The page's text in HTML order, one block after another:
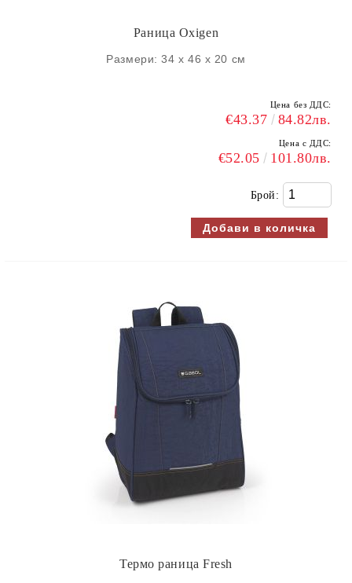
Раница Oxigen
Размери: 34 х 46 х 20 см
Цена без ДДС:
€43.37 84.82лв.
Цена с ДДС:
€52.05 101.80лв.
Брой:
Термо раница Fresh